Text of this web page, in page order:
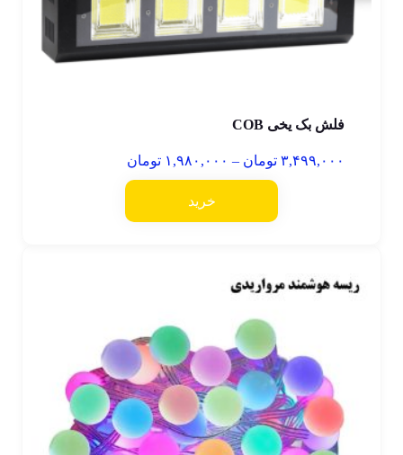
فلش بک یخی COB
۳,۴۹۹,۰۰۰ تومان – ۱,۹۸۰,۰۰۰ تومان
خرید